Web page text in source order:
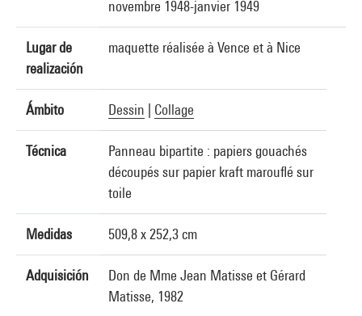
novembre 1948-janvier 1949
Lugar de
realización
maquette réalisée à Vence et à Nice
Ámbito Dessin Collage
Técnica
Panneau bipartite : papiers gouachés
découpés sur papier kraft marouflé sur
toile
Medidas 509,8 x 252,3 cm
Adquisición
Don de Mme Jean Matisse et Gérard
Matisse, 1982